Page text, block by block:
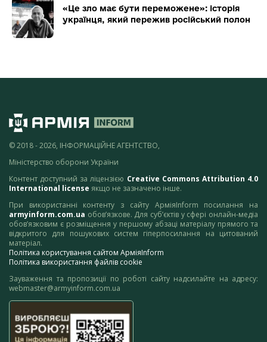
«Це зло має бути переможене»: історія
українця, який пережив російський полон
© 2018 - 2026, ІНФОРМАЦІЙНЕ АГЕНТСТВО,
Міністерство оборони України
Контент доступний за ліцензією Creative Commons Attribution 4.0
International license якщо не зазначено інше.
При використанні контенту з сайту АрміяInform посилання на
armyinform.com.ua обов’язкове. Для суб’єктів у сфері онлайн-медіа
обов’язковим є розміщення у першому абзаці матеріалу прямого та
відкритого для пошукових систем гіперпосилання на цитований
матеріал.
Політика користування сайтом АрміяInform
Політика використання файлів cookie
Зауваження та пропозиції по роботі сайту надсилайте на адресу:
webmaster@armyinform.com.ua